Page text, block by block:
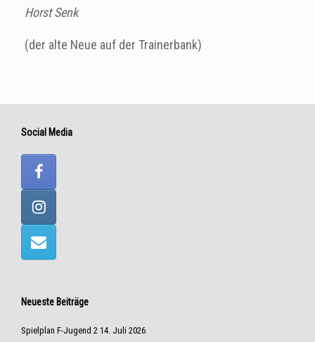
Horst Senk
(der alte Neue auf der Trainerbank)
Social Media
Neueste Beiträge
Spielplan F-Jugend 2 14. Juli 2026